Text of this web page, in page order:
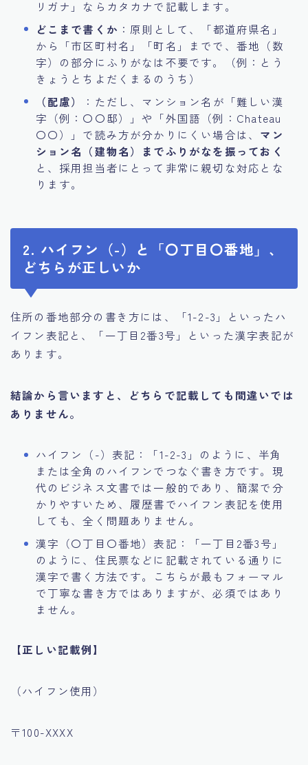
リガナ」ならカタカナで記載します。
どこまで書くか ：原則として、「都道府県名」
から「市区町村名」「町名」までで、番地（数
字）の部分にふりがなは不要です。（例：とう
きょうとちよだくまるのうち）
（配慮）
：ただし、マンション名が「難しい漢
字（例：〇〇邸）」や「外国語（例：Chateau
〇〇）」で読み方が分かりにくい場合は、 マン
ション名（建物名）までふりがなを振っておく
と、採用担当者にとって非常に親切な対応とな
ります。
2. ハイフン（-）と「〇丁目〇番地」、
どちらが正しいか
住所の番地部分の書き方には、「1-2-3」といったハ
イフン表記と、「一丁目2番3号」といった漢字表記が
あります。
結論から言いますと、どちらで記載しても間違いでは
ありません。
ハイフン（-）表記：「1-2-3」のように、半角
または全角のハイフンでつなぐ書き方です。現
代のビジネス文書では一般的であり、簡潔で分
かりやすいため、履歴書でハイフン表記を使用
しても、全く問題ありません。
漢字（〇丁目〇番地）表記：「一丁目2番3号」
のように、住民票などに記載されている通りに
漢字で書く方法です。こちらが最もフォーマル
で丁寧な書き方ではありますが、必須ではあり
ません。
【正しい記載例】
（ハイフン使用）
〒100-XXXX